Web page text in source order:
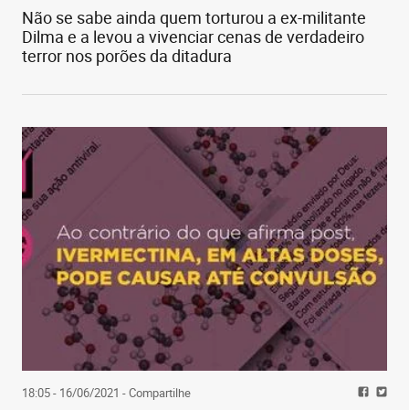
Não se sabe ainda quem torturou a ex-militante
Dilma e a levou a vivenciar cenas de verdadeiro
terror nos porões da ditadura
18:05 - 16/06/2021 - Compartilhe